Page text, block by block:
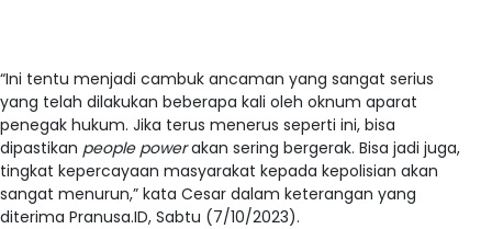
“Ini tentu menjadi cambuk ancaman yang sangat serius
yang telah dilakukan beberapa kali oleh oknum aparat
penegak hukum. Jika terus menerus seperti ini, bisa
dipastikan people powerakan sering bergerak. Bisa jadi juga,
tingkat kepercayaan masyarakat kepada kepolisian akan
sangat menurun,” kata Cesar dalam keterangan yang
diterima Pranusa.ID, Sabtu (7/10/2023).